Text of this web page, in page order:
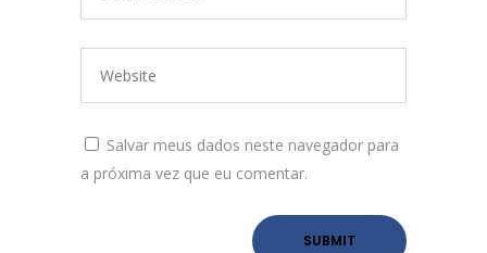
Salvar meus dados neste navegador para
a próxima vez que eu comentar.